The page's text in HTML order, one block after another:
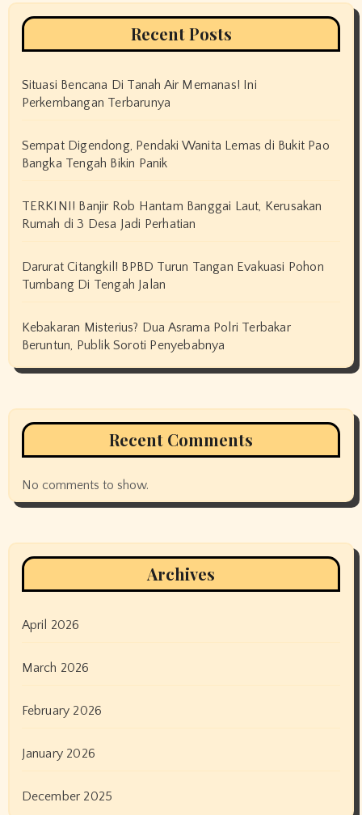
Recent Posts
Situasi Bencana Di Tanah Air Memanas! Ini
Perkembangan Terbarunya
Sempat Digendong, Pendaki Wanita Lemas di Bukit Pao
Bangka Tengah Bikin Panik
TERKINI! Banjir Rob Hantam Banggai Laut, Kerusakan
Rumah di 3 Desa Jadi Perhatian
Darurat Citangkil! BPBD Turun Tangan Evakuasi Pohon
Tumbang Di Tengah Jalan
Kebakaran Misterius? Dua Asrama Polri Terbakar
Beruntun, Publik Soroti Penyebabnya
Recent Comments
No comments to show.
Archives
April 2026
March 2026
February 2026
January 2026
December 2025